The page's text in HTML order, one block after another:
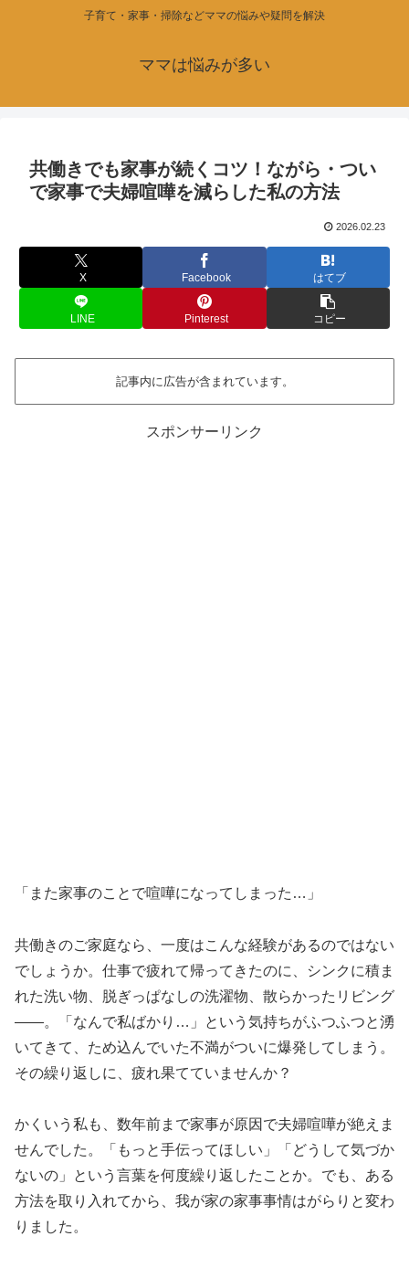
子育て・家事・掃除などママの悩みや疑問を解決
ママは悩みが多い
共働きでも家事が続くコツ！ながら・つい
で家事で夫婦喧嘩を減らした私の方法
2026.02.23
X Facebook はてブ
LINE Pinterest コピー
記事内に広告が含まれています。
スポンサーリンク
「また家事のことで喧嘩になってしまった…」
共働きのご家庭なら、一度はこんな経験があるのではない
でしょうか。仕事で疲れて帰ってきたのに、シンクに積ま
れた洗い物、脱ぎっぱなしの洗濯物、散らかったリビング
——。「なんで私ばかり…」という気持ちがふつふつと湧
いてきて、ため込んでいた不満がついに爆発してしまう。
その繰り返しに、疲れ果てていませんか？
かくいう私も、数年前まで家事が原因で夫婦喧嘩が絶えま
せんでした。「もっと手伝ってほしい」「どうして気づか
ないの」という言葉を何度繰り返したことか。でも、ある
方法を取り入れてから、我が家の家事事情はがらりと変わ
りました。